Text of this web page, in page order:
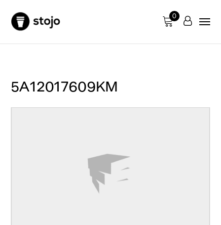
0
5A12017609KM